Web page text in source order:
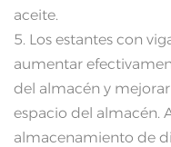
aceite.
5. Los estantes con
aumentar
del almacén y
espacio del almacén.
almacenamiento de